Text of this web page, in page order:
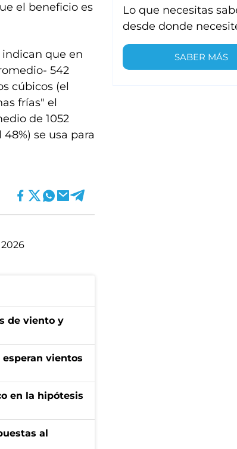
el beneficio es
indican que en
542
cúbicos (el
frías" el
de 1052
se usa para
de viento y
vientos
en la hipótesis
al
Lo que necesitas
desde donde
SABER MÁS